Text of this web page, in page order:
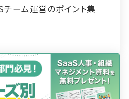
ーム運営のポイント集